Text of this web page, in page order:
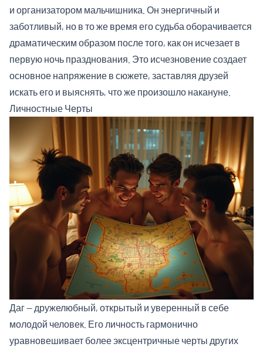
и организатором мальчишника. Он энергичный и
заботливый, но в то же время его судьба оборачивается
драматическим образом после того, как он исчезает в
первую ночь празднования. Это исчезновение создает
основное напряжение в сюжете, заставляя друзей
искать его и выяснять, что же произошло накануне.
Личностные Черты
Даг — дружелюбный, открытый и уверенный в себе
молодой человек. Его личность гармонично
уравновешивает более эксцентричные черты других